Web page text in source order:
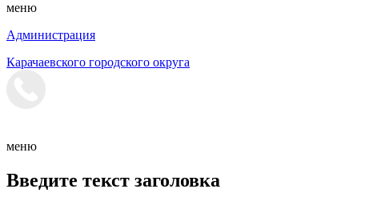
меню
Администрация
Карачаевского городского округа
меню
Введите текст заголовка